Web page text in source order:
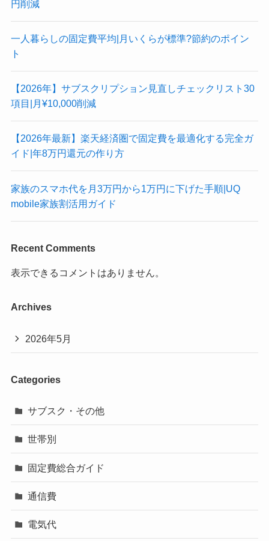
円削減
一人暮らしの固定費平均|月いくらが標準?節約のポイン
ト
【2026年】サブスクリプション見直しチェックリスト30
項目|月¥10,000削減
【2026年最新】楽天経済圏で固定費を最適化する完全ガ
イド|年8万円還元の作り方
家族のスマホ代を月3万円から1万円に下げた手順|UQ
mobile家族割活用ガイド
Recent Comments
表示できるコメントはありません。
Archives
2026年5月
Categories
サブスク・その他
世帯別
固定費総合ガイド
通信費
電気代